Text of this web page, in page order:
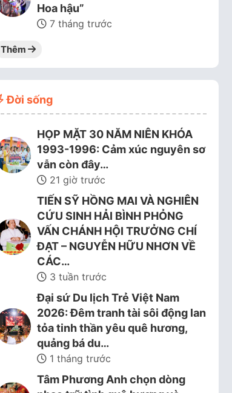
Hoa hậu”
7 tháng trước
Thêm
Đời sống
HỌP MẶT 30 NĂM NIÊN KHÓA
1993-1996: Cảm xúc nguyên sơ
vẫn còn đây…
21 giờ trước
TIẾN SỸ HỒNG MAI VÀ NGHIÊN
CỨU SINH HẢI BÌNH PHỎNG
VẤN CHÁNH HỘI TRƯỞNG CHÍ
ĐẠT – NGUYỄN HỮU NHƠN VỀ
CÁC…
3 tuần trước
Đại sứ Du lịch Trẻ Việt Nam
2026: Đêm tranh tài sôi động lan
tỏa tinh thần yêu quê hương,
quảng bá du…
1 tháng trước
Tâm Phương Anh chọn dòng